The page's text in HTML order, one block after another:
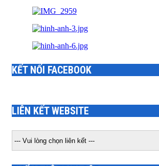
KẾT NỐI FACEBOOK
LIÊN KẾT WEBSITE